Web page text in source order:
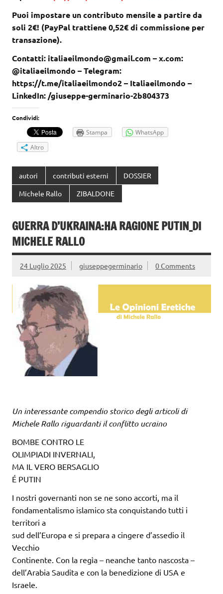
Puoi impostare un contributo mensile a partire da
soli 2€! (PayPal trattiene 0,52€ di commissione per
transazione).
Contatti: italiaeilmondo@gmail.com – x.com:
@italiaeilmondo – Telegram:
https://t.me/italiaeilmondo2 – Italiaeilmondo –
LinkedIn: /giuseppe-germinario-2b804373
Condividi:
Stampa
WhatsApp
Altro
autori contributi esterni DOSSIER
Michele Rallo ZIBALDONE
GUERRA D’UKRAINA:HA RAGIONE PUTIN_DI
MICHELE RALLO
24 Luglio 2025 giuseppegerminario 0 Comments
Un interessante compendio storico degli articoli di
Michele Rallo riguardanti il conflitto ucraino
BOMBE CONTRO LE
OLIMPIADI INVERNALI,
MA IL VERO BERSAGLIO
É PUTIN
I nostri governanti non se ne sono accorti, ma il
fondamentalismo islamico sta conquistando tutti i
territori a
sud dell’Europa e si prepara a cingere d’assedio il
Vecchio
Continente. Con la regìa – neanche tanto nascosta –
dell’Arabia Saudita e con la benedizione di USA e
Israele.